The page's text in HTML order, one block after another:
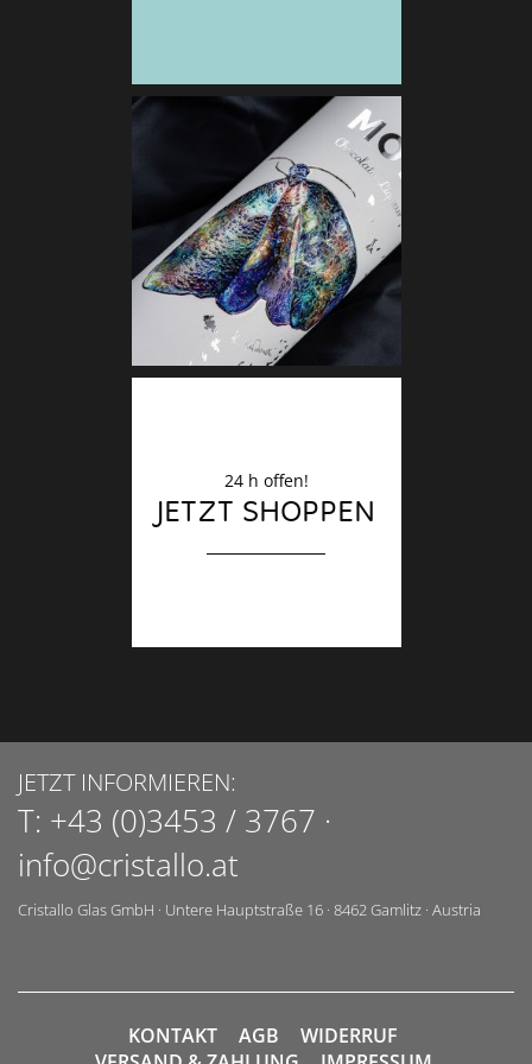
24 h offen!
JETZT SHOPPEN
JETZT INFORMIEREN:
T: +43 (0)3453 / 3767 ·
info@cristallo.at
Cristallo Glas GmbH · Untere Hauptstraße 16 · 8462Gamlitz · Austria
KONTAKT AGB
WIDERRUF